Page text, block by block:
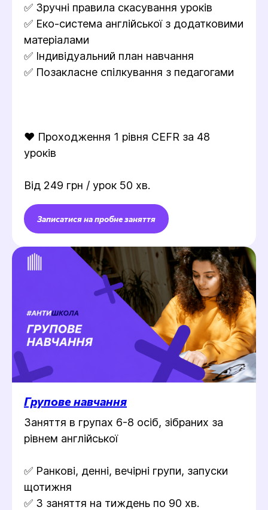
✅ Зручні правила скасування уроків
✅ Еко-система англійської з додатковими
матеріалами
✅ Індивідуальний план навчання
✅ Позакласне спілкування з педагогами
❤️ Проходження 1 рівня CEFR за 48
уроків
Від 249 грн / урок 50 хв.
Записатися на пробне заняття
Групове навчання
Заняття в групах 6-8 осіб, зібраних за
рівнем англійської
✅ Ранкові, денні, вечірні групи, запуски
щотижня
✅ 3 заняття на тиждень по 90 хв.